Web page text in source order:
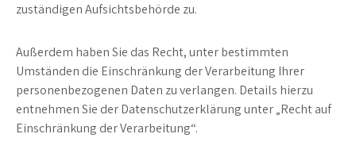
zuständigen Aufsichtsbehörde zu.
Außerdem haben Sie das Recht, unter bestimmten
Umständen die Einschränkung der Verarbeitung Ihrer
personenbezogenen Daten zu verlangen. Details hierzu
entnehmen Sie der Datenschutzerklärung unter „Recht auf
Einschränkung der Verarbeitung“.